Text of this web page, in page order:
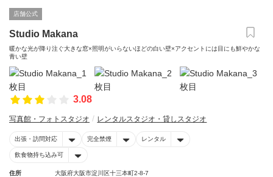
店舗公式
Studio Makana
暖かな光が降り注ぐ大きな窓×照明がいらないほどの白い壁×アクセントには目にも鮮やかな
青い壁
3.08
写真館・フォトスタジオ レンタルスタジオ・貸しスタジオ
出張・訪問対応 完全禁煙 レンタル
飲食物持ち込み可
住所
大阪府大阪市淀川区十三本町2-8-7